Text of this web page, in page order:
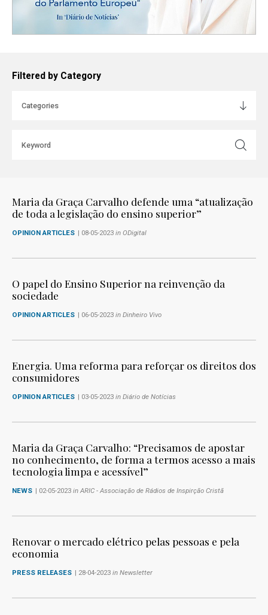
INCLUDES
INCLUDES
Filtered by Category
Maria da Graça Carvalho defende uma “atualização
de toda a legislação do ensino superior”
OPINION ARTICLES | 08-05-2023 in ODigital
O papel do Ensino Superior na reinvenção da
sociedade
OPINION ARTICLES | 06-05-2023 in Dinheiro Vivo
Energia. Uma reforma para reforçar os direitos dos
consumidores
OPINION ARTICLES | 03-05-2023 in Diário de Notícias
Maria da Graça Carvalho: “Precisamos de apostar
no conhecimento, de forma a termos acesso a mais
tecnologia limpa e acessível”
NEWS | 02-05-2023 in ARIC - Associação de Rádios de Inspirção Cristã
Renovar o mercado elétrico pelas pessoas e pela
economia
PRESS RELEASES | 28-04-2023 in Newsletter